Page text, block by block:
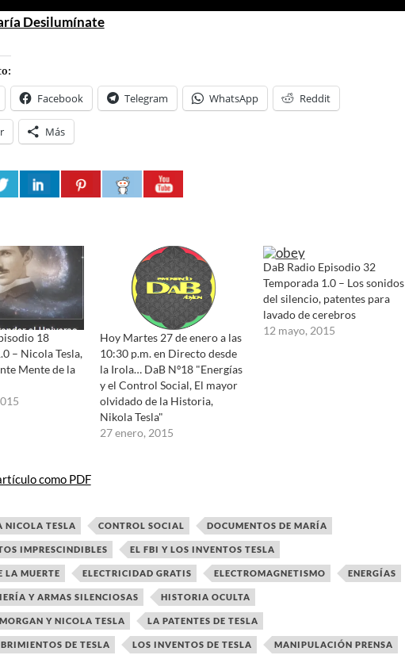
Desilumínate
Facebook Telegram WhatsApp Reddit
Más
18
– Nicola Tesla,
Mente de la
Hoy Martes 27 de enero a las
10:30 p.m. en Directo desde
la Irola… DaB Nº18 "Energías
y el Control Social, El mayor
olvidado de la Historia,
Nikola Tesla"
27 enero, 2015
DaB Radio Episodio 32
Temporada 1.0 – Los sonidos
del silencio, patentes para
lavado de cerebros
12 mayo, 2015
como PDF
NICOLA TESLA CONTROL SOCIAL DOCUMENTOS DE MARÍA
IMPRESCINDIBLES EL FBI Y LOS INVENTOS TESLA
LA MUERTE ELECTRICIDAD GRATIS ELECTROMAGNETISMO ENERGÍAS
Y ARMAS SILENCIOSAS HISTORIA OCULTA
Y NICOLA TESLA LA PATENTES DE TESLA
DE TESLA LOS INVENTOS DE TESLA MANIPULACIÓN PRENSA